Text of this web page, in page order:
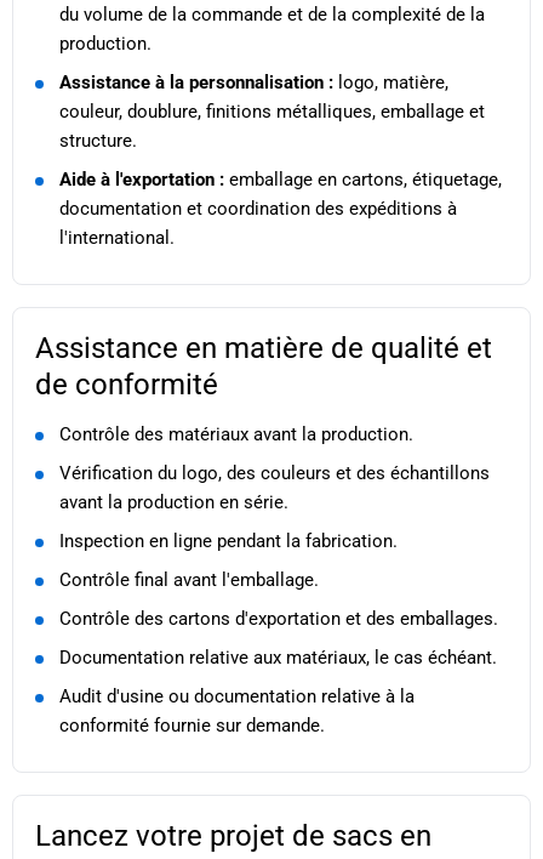
du volume de la commande et de la complexité de la
production.
Assistance à la personnalisation : logo, matière,
couleur, doublure, finitions métalliques, emballage et
structure.
Aide à l'exportation : emballage en cartons, étiquetage,
documentation et coordination des expéditions à
l'international.
Assistance en matière de qualité et
de conformité
Contrôle des matériaux avant la production.
Vérification du logo, des couleurs et des échantillons
avant la production en série.
Inspection en ligne pendant la fabrication.
Contrôle final avant l'emballage.
Contrôle des cartons d'exportation et des emballages.
Documentation relative aux matériaux, le cas échéant.
Audit d'usine ou documentation relative à la
conformité fournie sur demande.
Lancez votre projet de sacs en